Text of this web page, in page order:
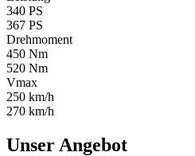
340 PS
367 PS
Drehmoment
450 Nm
520 Nm
Vmax
250 km/h
270 km/h
Unser Angebot